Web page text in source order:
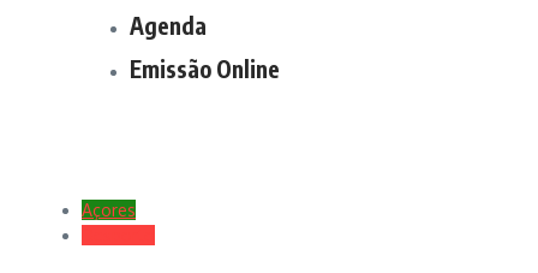
Agenda
Emissão Online
Açores